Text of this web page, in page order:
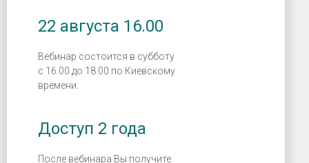
22 августа 16.00
Доступ 2 года
Вебинар состоится в субботу
с 16.00 до 18.00 по Киевскому
времени.
После вебинара Вы получите